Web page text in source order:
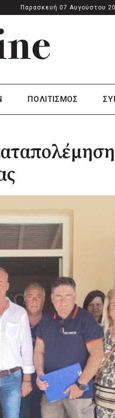
Παρασκευή 07 Αυγούστου
ΠΟΛΙΤΙΣΜΟΣ